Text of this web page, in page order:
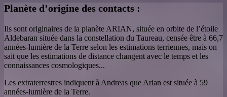
Planète d’origine des contacts :
Ils sont originaires de la planète ARIAN, située en orbite de l’étoile
Aldebaran située dans la constellation du Taureau, censée être à 66,7
années-lumière de la Terre selon les estimations terriennes, mais on
sait que les estimations de distance changent avec le temps et les
connaissances cosmologiques...
Les extraterrestres indiquent à Andreas que Arian est située à 59
années-lumière de la Terre.